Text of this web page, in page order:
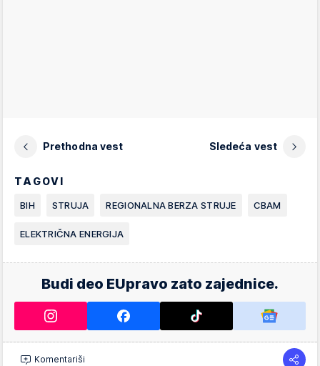
Prethodna vest Sledeća vest
TAGOVI
BIH STRUJA REGIONALNA BERZA STRUJE CBAM
ELEKTRIČNA ENERGIJA
Budi deo EUpravo zato zajednice.
Komentariši